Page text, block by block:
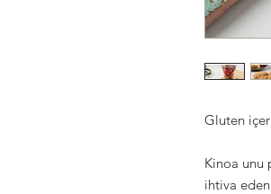
Gluten
Kinoa unu
ihtiva